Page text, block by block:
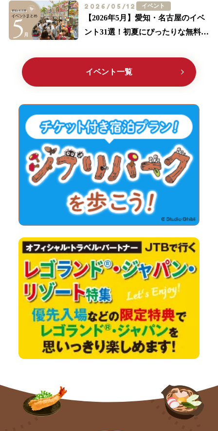
2026/05/12 イベント
【2026年5月】愛知・名古屋のイベ
ント31選！初夏にぴったりな無料の
イベント一覧